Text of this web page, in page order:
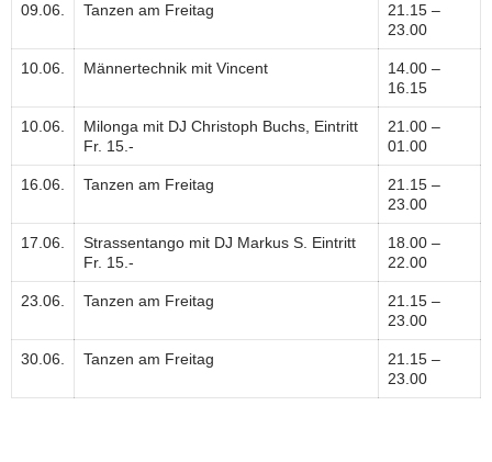
09.06. Tanzen am Freitag
21.15 –
23.00
10.06. Männertechnik mit Vincent
14.00 –
16.15
10.06.
Milonga mit DJ Christoph Buchs, Eintritt
Fr. 15.-
21.00 –
01.00
16.06. Tanzen am Freitag
21.15 –
23.00
17.06.
Strassentango mit DJ Markus S. Eintritt
Fr. 15.-
18.00 –
22.00
23.06. Tanzen am Freitag
21.15 –
23.00
30.06. Tanzen am Freitag
21.15 –
23.00